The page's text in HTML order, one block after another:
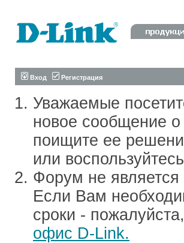
Вход Регистрация
Уважаемые
новое сообщение
поищите ее
или
Форум не является
Если Вам
сроки -
офис D-Link.